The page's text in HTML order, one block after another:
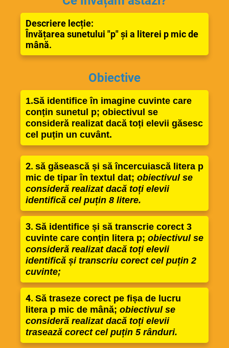
Descriere lecție:
Învățarea sunetului "p" și a literei p mic de
mână.
Obiective
1.Să identifice în imagine cuvinte care
conțin sunetul p; obiectivul se
consideră realizat dacă toți elevii găsesc
cel puțin un cuvânt.
2. să găsească și să încercuiască litera p
mic de tipar în textul dat; obiectivul se
consideră realizat dacă toți elevii
identifică cel puțin 8 litere.
3. Să identifice și să transcrie corect 3
cuvinte care conțin litera p; obiectivul se
consideră realizat dacă toți elevii
identifică și transcriu corect cel puțin 2
cuvinte;
4. Să traseze corect pe fișa de lucru
litera p mic de mână; obiectivul se
consideră realizat dacă toți elevii
trasează corect cel puțin 5 rânduri.